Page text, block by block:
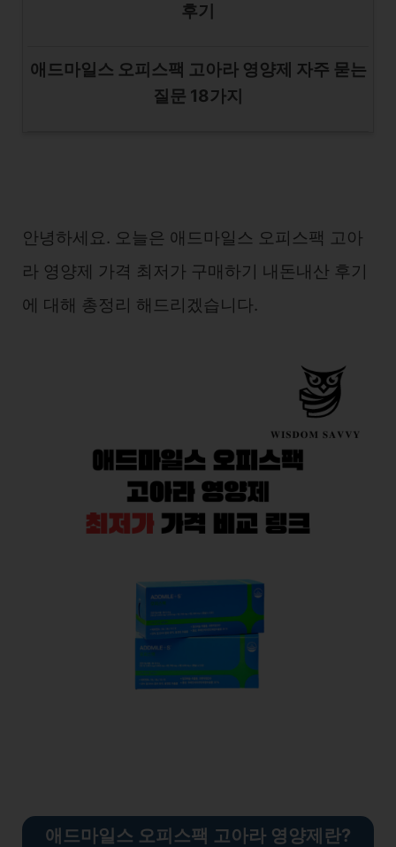
후기
애드마일스 오피스팩 고아라 영양제 자주 묻는
질문 18가지
안녕하세요. 오늘은 애드마일스 오피스팩 고아
라 영양제 가격 최저가 구매하기 내돈내산 후기
에 대해 총정리 해드리겠습니다.
애드마일스 오피스팩 고아라 영양제란?